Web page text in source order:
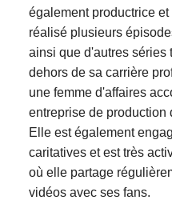
également productrice
réalisé plusieurs
ainsi que d'autres séries
dehors de sa carrière
une femme d'affaires
entreprise de production
Elle est également
caritatives et est très
où elle partage
vidéos avec ses fans.